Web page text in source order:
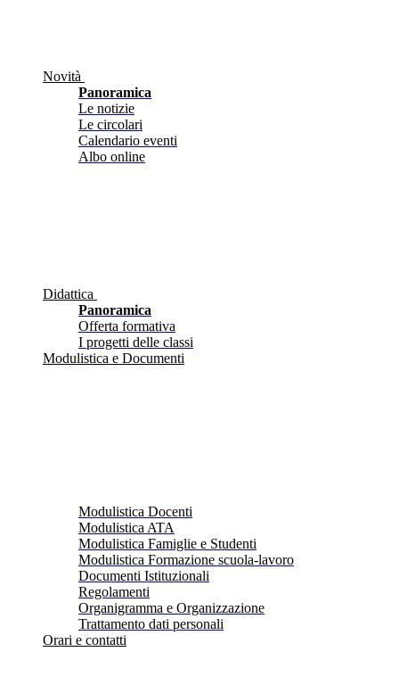
Novità
Panoramica
Le notizie
Le circolari
Calendario eventi
Albo online
Didattica
Panoramica
Offerta formativa
I progetti delle classi
Modulistica e Documenti
Modulistica Docenti
Modulistica ATA
Modulistica Famiglie e Studenti
Modulistica Formazione scuola-lavoro
Documenti Istituzionali
Regolamenti
Organigramma e Organizzazione
Trattamento dati personali
Orari e contatti